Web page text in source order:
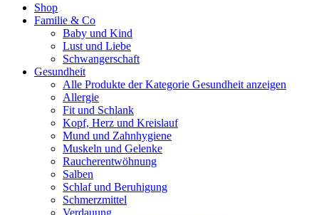
Shop
Familie & Co
Baby und Kind
Lust und Liebe
Schwangerschaft
Gesundheit
Alle Produkte der Kategorie Gesundheit anzeigen
Allergie
Fit und Schlank
Kopf, Herz und Kreislauf
Mund und Zahnhygiene
Muskeln und Gelenke
Raucherentwöhnung
Salben
Schlaf und Beruhigung
Schmerzmittel
Verdauung